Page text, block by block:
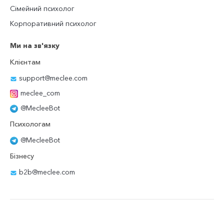
Сімейний психолог
Корпоративний психолог
Ми на зв'язку
Клієнтам
support@meclee.com
meclee_com
@MecleeBot
Психологам
@MecleeBot
Бізнесу
b2b@meclee.com